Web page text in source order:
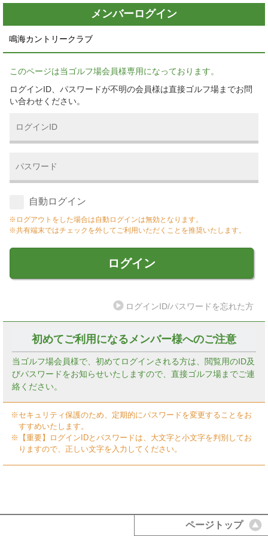
メンバーログイン
鳴海カントリークラブ
このページは当ゴルフ場会員様専用になっております。
ログインID、パスワードが不明の会員様は直接ゴルフ場までお問
い合わせください。
自動ログイン
※ログアウトをした場合は自動ログインは無効となります。
※共有端末ではチェックを外してご利用いただくことを推奨いたします。
ログイン
ログインID/パスワードを忘れた方
初めてご利用になるメンバー様へのご注意
当ゴルフ場会員様で、初めてログインされる方は、閲覧用のID及
びパスワードをお知らせいたしますので、直接ゴルフ場までご連
絡ください。
※セキュリティ保護のため、定期的にパスワードを変更することをお
すすめいたします。
※【重要】ログインIDとパスワードは、大文字と小文字を判別してお
りますので、正しい文字を入力してください。
ページトップ